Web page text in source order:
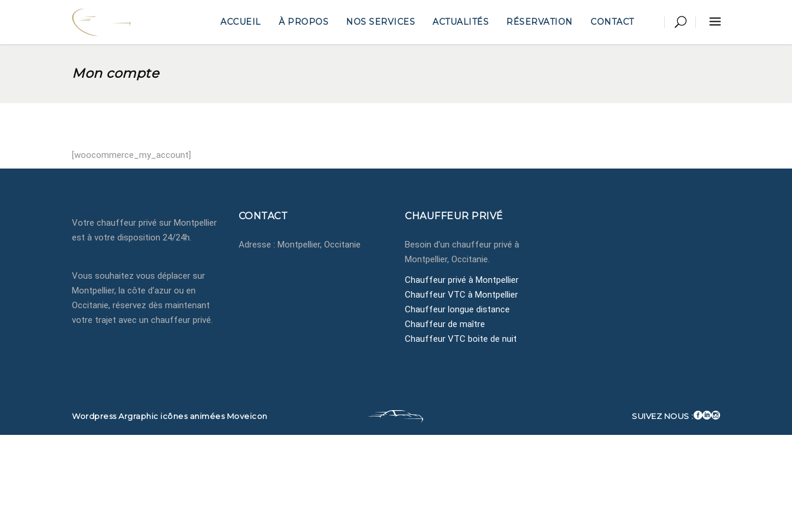
ACCUEIL À PROPOS NOS SERVICES ACTUALITÉS RÉSERVATION CONTACT
Mon compte
[woocommerce_my_account]
Votre chauffeur privé sur Montpellier
est à votre disposition 24/24h.
Vous souhaitez vous déplacer sur
Montpellier, la côte d’azur ou en
Occitanie, réservez dès maintenant
votre trajet avec un chauffeur privé.
CONTACT
Adresse : Montpellier, Occitanie
CHAUFFEUR PRIVÉ
Besoin d’un chauffeur privé à
Montpellier, Occitanie.
Chauffeur privé à Montpellier
Chauffeur VTC à Montpellier
Chauffeur longue distance
Chauffeur de maître
Chauffeur VTC boite de nuit
WordpressArgraphic icônes animées Moveicon SUIVEZ NOUS :